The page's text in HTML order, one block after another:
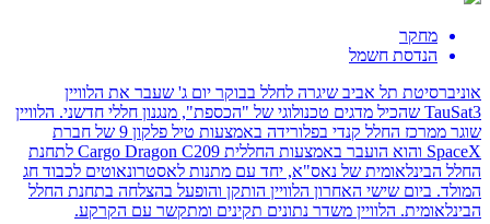
מחקר
הנדסת חשמל
אוניברסיטת תל אביב שיגרה לחלל בבוקר יום ג' שעבר את הלוויין
TauSat3 שהכיל מדגים טכנולוגי של "הכספת", מנגנון חללי חדשני. הלוויין
שוגר ממרכז החלל קנדי בפלורידה באמצעות טיל פלקון 9 של חברת
SpaceX והוא הועבר באמצעות החללית Cargo Dragon C209 לתחנת
החלל הבינלאומית של נאס"א, יחד עם מתנות לאסטרונאוטים לכבוד חג
המולד. ביום שישי האחרון הלוויין הותקן והופעל בהצלחה בתחנת החלל
הבינלאומית. הלוויין משדר נתונים תקינים ומתקשר עם הקרקע.